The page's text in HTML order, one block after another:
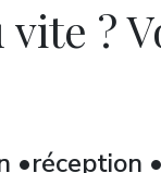
?
réception